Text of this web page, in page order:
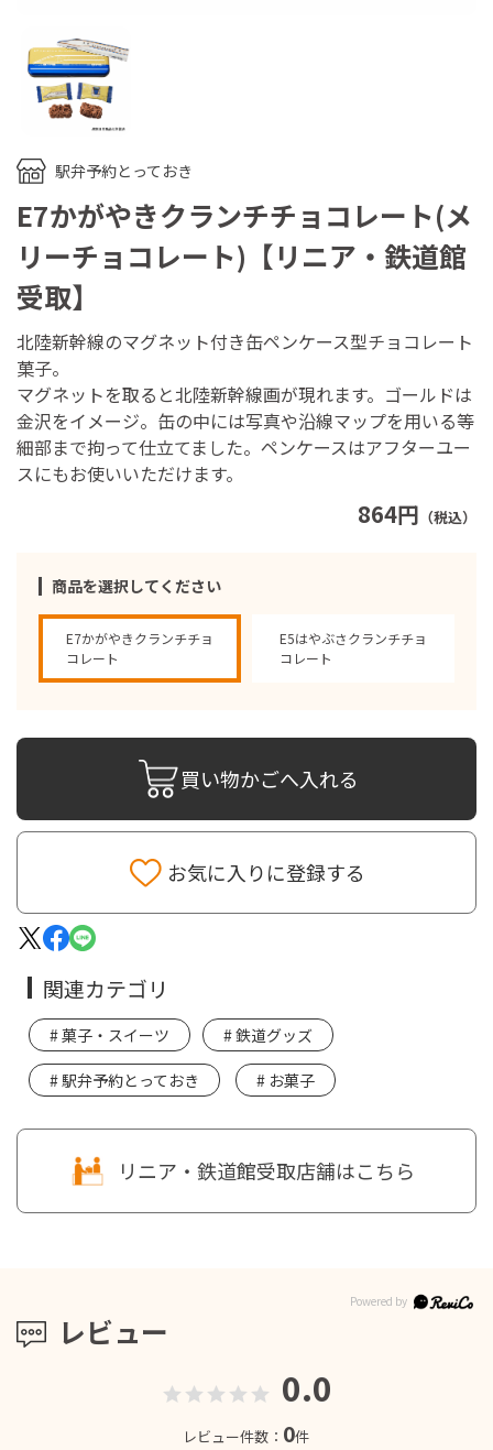
駅弁予約とっておき
E7かがやきクランチチョコレート(メ
リーチョコレート)【リニア・鉄道館
受取】
864円 （税込）
商品を選択してください
E7かがやきクランチチョ
コレート
E5はやぶさクランチチョ
コレート
北陸新幹線のマグネット付き缶ペンケース型チョコレート
菓子。
マグネットを取ると北陸新幹線画が現れます。ゴールドは
金沢をイメージ。缶の中には写真や沿線マップを用いる等
細部まで拘って仕立てました。ペンケースはアフターユー
スにもお使いいただけます。
買い物かごへ入れる
お気に入りに登録する
リニア・鉄道館受取店舗はこちら
レビュー
0.0
レビュー件数： 0件
関連カテゴリ
菓子・スイーツ 鉄道グッズ
駅弁予約とっておき お菓子